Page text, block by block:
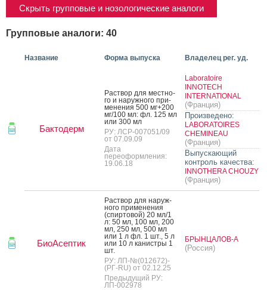
Скрыть групповые и нозологические аналоги
Групповые аналоги: 40
Название Форма выпуска Владелец рег. уд.
Бактодерм
Рас­твор для мес­тно­
го и на­руж­но­го при­
мене­ния 500 мг+200
мг/100 мл: фл. 125 мл
или 300 мл
РУ: ЛСР-007051/09
от 07.09.09
Дата
переоформления:
19.06.18
Laboratoire
INNOTECH
INTERNATIONAL
(Франция)
Произведено:
LABORATOIRES
CHEMINEAU
(Франция)
Выпускающий
контроль качества:
INNOTHERA CHOUZY
(Франция)
БиоАсептик
Рас­твор для на­руж­
но­го при­мене­ния
(спир­то­вой) 20 мл/1
л: 50 мл, 100 мл, 200
мл, 250 мл, 500 мл
или 1 л фл. 1 шт., 5 л
или 10 л ка­нис­тры 1
шт.
РУ: ЛП-№(012672)-
(РГ-RU) от 02.12.25
Предыдущий РУ:
ЛП-002978
БРЫНЦАЛОВ-А
(Россия)